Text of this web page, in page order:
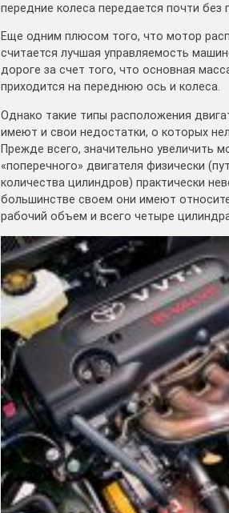
передние колеса передается почти без
Еще одним плюсом того, что мотор
считается лучшая управляемость
дороге за счет того, что основная
приходится на переднюю ось и колеса.
Однако такие типы расположения
имеют и свои недостатки, о которых
Прежде всего, значительно увеличить
«поперечного» двигателя физически
количества цилиндров) практически
большинстве своем они имеют
рабочий объем и всего четыре